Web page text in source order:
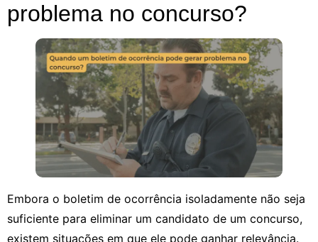
problema no concurso?
Embora o boletim de ocorrência isoladamente não seja
suficiente para eliminar um candidato de um concurso,
existem situações em que ele pode ganhar relevância.